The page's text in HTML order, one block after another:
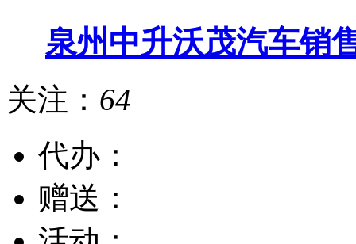
泉州中升沃茂汽车销
关注： 64
代办：
赠送：